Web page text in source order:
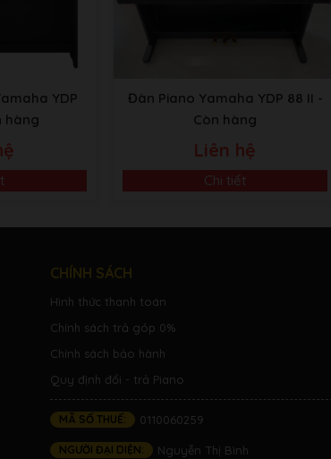
YDP
hàng
Đàn Piano Yamaha YDP 88 II -
Còn hàng
Liên hệ
Chi tiết
CHÍNH SÁCH
Hình thức thanh toán
Chính sách trả góp 0%
Chính sách bảo hành
Quy định đổi - trả Piano
MÃ SỐ THUẾ: 0110060259
NGƯỜI ĐẠI DIỆN: Nguyễn Thị Bình